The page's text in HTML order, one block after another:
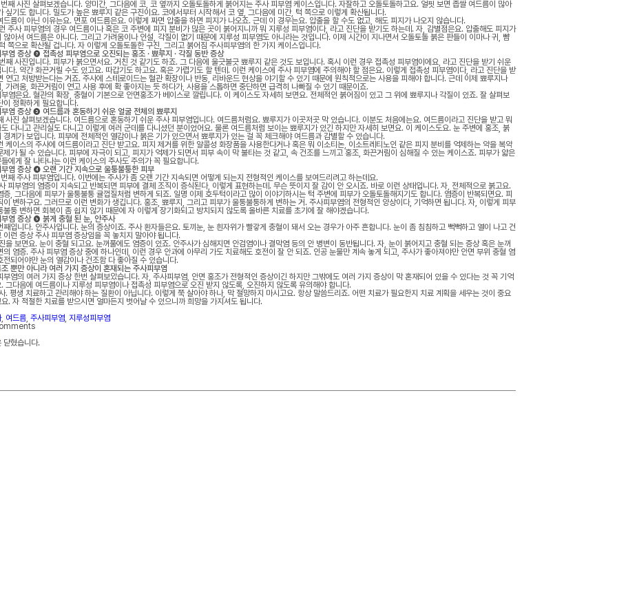
째 사진 살펴보겠습니다. 양미간, 그다음에 코, 코 옆까지 오돌토돌하게 붉어지는 주사 피부염 케이스입니다. 자잘하고 오돌토돌하고요. 얼핏 보면 좁쌀 여드름이 많아
싶기도 합니다. 밀도가 높은 뾰루지 같은 구진이요. 코에서부터 시작해서 코 옆, 그다음에 미간, 턱 쪽으로 이렇게 확산됩니다.
드름이 아닌 이유는요. 면포 여드름은요. 이렇게 짜면 압출을 하면 피지가 나오죠. 근데 이 경우는요. 압출을 할 수도 없고, 해도 피지가 나오지 않습니다.
주사 피부염의 경우 여드름이나 혹은 코 주변에 피지 분비가 많은 곳이 붉어지니까 뭐 지루성 피부염이다, 라고 진단을 받기도 하는데. 자, 감별점은요. 압출해도 피지가
않아서 여드름은 아니다. 그리고 가려움이나 인설, 각질이 없기 때문에 지루성 피부염도 아니라는 것입니다. 이제 시간이 지나면서 오돌토돌 붉은 판들이 이마나 귀, 뺨
쪽으로 확산될 겁니다. 자 이렇게 오돌토돌한 구진, 그리고 붉어짐 주사피부염의 한 가지 케이스입니다.
염 증상 ❷ 접촉성 피부염으로 오진되는 홍조 · 뾰루지 · 각질 동반 증상
째 사진입니다. 피부가 붉으면서요. 거친 것 같기도 하죠. 그 다음에 울긋불긋 뾰루지 같은 것도 보입니다. 혹시 이런 경우 접촉성 피부염이에요, 라고 진단을 받기 쉬운
다. 약간 화끈거릴 수도 있고요. 따갑기도 하고요. 혹은 가렵기도 할 텐데. 이런 케이스에 주사 피부염에 주의해야 할 점은요. 이렇게 접촉성 피부염이다, 라고 진단을 받
연고 처방받는다는 거죠. 주사에 스테로이드는 혈관 확장이나 반동, 리바운드 현상을 야기할 수 있기 때문에 원칙적으로는 사용을 피해야 합니다. 근데 이제 뾰루지나
가려움, 화끈거림이 연고 사용 후에 확 좋아지는 듯 하다가, 사용을 스톱하면 중단하면 급격히 나빠질 수 있기 때문이죠.
염은요. 혈관의 확장, 충혈이 기본으로 안면홍조가 베이스로 깔립니다. 이 케이스도 자세히 보면요. 전체적인 붉어짐이 있고 그 위에 뾰루지나 각질이 있죠. 잘 살펴보
이 정확하게 필요합니다.
부염 증상 ❸ 여드름과 혼동하기 쉬운 얼굴 전체의 뾰루지
사진 살펴보겠습니다. 여드름으로 혼동하기 쉬운 주사 피부염입니다. 여드름처럼요. 뾰루지가 이곳저곳 막 있습니다. 이분도 처음에는요. 여드름이라고 진단을 받고 뭐
도 다니고 관리실도 다니고 이렇게 여러 군데를 다니셨던 분이었어요. 물론 여드름처럼 보이는 뾰루지가 있긴 하지만 자세히 보면요. 이 케이스도요. 눈 주변에 홍조, 붉
경계가 보입니다. 피부에 전체적인 열감이나 붉은 기가 있으면서 뾰루지가 있는 걸 꼭 체크해야 여드름과 감별할 수 있습니다.
케이스의 주사에 여드름이라고 진단 받고요. 피지 제거를 위한 알콜성 화장품을 사용한다거나 혹은 뭐 이소티논, 이소트레티노인 같은 피지 분비를 억제하는 약을 복약
제가 될 수 있습니다. 피부에 자극이 되고, 피지가 억제가 되면서 피부 속이 막 불타는 것 같고, 속 건조를 느끼고 홍조, 화끈거림이 심해질 수 있는 케이스죠. 피부가 얇은
들에게 잘 나타나는 이런 케이스의 주사도 주의가 꼭 필요합니다.
부염 증상 ❹ 오랜 기간 지속으로 울퉁불퉁한 피부
째 주사 피부염입니다. 이번에는 주사가 좀 오랜 기간 지속되면 어떻게 되는지 전형적인 케이스를 보여드리려고 하는데요.
피부염의 염증이 지속되고 반복되면 피부에 결체 조직이 증식된다, 이렇게 표현하는데. 무슨 뜻이지 잘 감이 안 오시죠. 바로 이런 상태입니다. 자, 전체적으로 붉고요.
증, 그다음에 피부가 울퉁불퉁 귤껍질처럼 변하게 되죠. 일명 이제 호두턱이라고 많이 이야기하시는 턱 주변에 피부가 오돌토돌해지기도 합니다. 염증이 반복되면요. 피
이 변하구요. 그러므로 이런 변화가 생깁니다. 홍조, 뾰루지, 그리고 피부가 울퉁불퉁하게 변하는 거. 주사피부염의 전형적인 양상이다, 기억하면 됩니다. 자, 이렇게 피부
불퉁 변하면 회복이 좀 쉽지 않기 때문에 자 이렇게 장기화되고 방치되지 않도록 올바른 치료를 초기에 잘 해야겠습니다.
부염 증상 ❺ 붉게 충혈 된 눈, 안주사
째입니다. 안주사입니다. 눈의 증상이죠. 주사 환자들은요. 토끼눈, 눈 흰자위가 빨갛게 충혈이 돼서 오는 경우가 아주 흔합니다. 눈이 좀 침침하고 뻑뻑하고 열이 나고 건
이런 증상 주사 피부염 증상임을 꼭 놓치지 말아야 됩니다.
을 보면요. 눈이 충혈 되고요. 눈꺼풀에도 염증이 있죠. 안주사가 심해지면 안검염이나 결막염 등의 안 병변이 동반됩니다. 자, 눈이 붉어지고 충혈 되는 증상 혹은 눈꺼
의 염증. 주사 피부염 증상 중에 하나인데, 이런 경우 안과에 아무리 가도 치료해도 호전이 잘 안 되죠. 인공 눈물만 계속 놓게 되고, 주사가 좋아져야만 안면 부위 충혈 염
전되어야만 눈의 열감이나 건조함 다 좋아질 수 있습니다.
조 뿐만 아니라 여러 가지 증상이 혼재되는 주사피부염
부염의 여러 가지 증상 한번 살펴보았습니다. 자, 주사피부염, 안면 홍조가 전형적인 증상이긴 하지만 그밖에도 여러 가지 증상이 막 혼재되어 있을 수 있다는 것 꼭 기억
그다음에 여드름이나 지루성 피부염이나 접촉성 피부염으로 오진 받지 않도록, 오진하지 않도록 유의해야 합니다.
. 평생 치료하고 관리해야 하는 질환이 아닙니다. 이렇게 쭉 살아야 하나, 막 절망하지 마시고요. 항상 말씀드리죠. 어떤 치료가 필요한지 치료 계획을 세우는 것이 중요
. 자 적절한 치료를 받으시면 얼마든지 벗어날 수 있으니까 희망을 가지셔도 됩니다.
, 여드름 주사피부염 지루성피부염
닫혔습니다.